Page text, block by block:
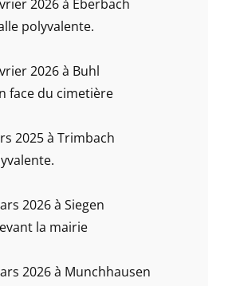
2026 à Eberbach
polyvalente.
2026 à Buhl
face du cimetière
2025 à Trimbach
2026 à Siegen
la mairie
2026 à Munchhausen